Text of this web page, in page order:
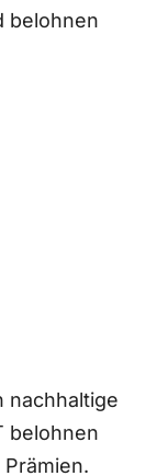
belohnen
nachhaltige
belohnen